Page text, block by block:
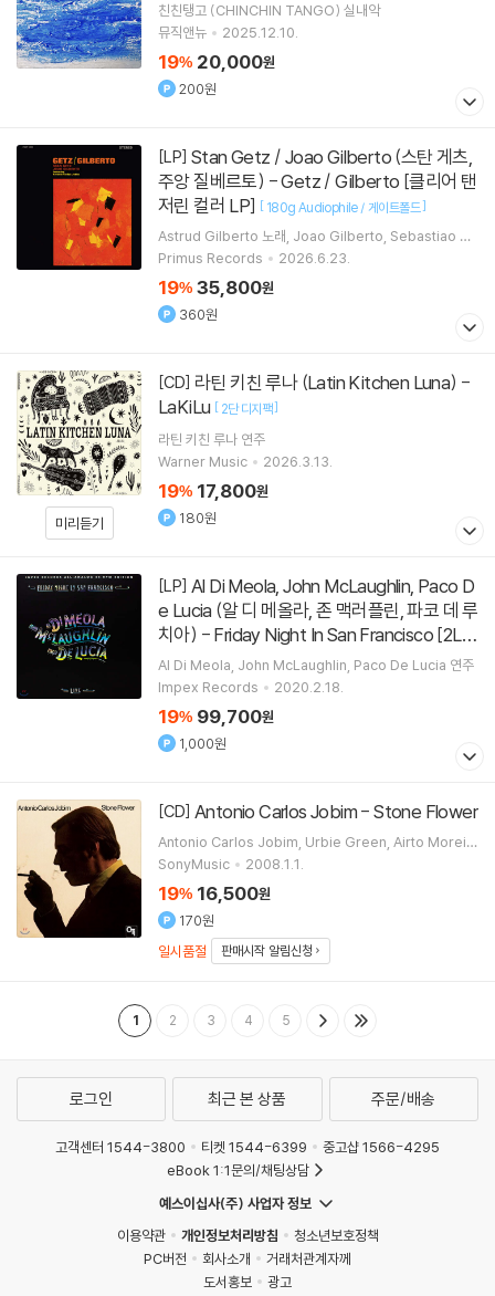
친친탱고 (CHINCHIN TANGO) 실내악
뮤직앤뉴
2025.12.10.
19% 20,000원
200원
[LP]
주앙 질베르토) - Getz / Gilberto [클리어 탠
저린 컬러 LP] [ 180g Audiophile / 게이트폴드]
Astrud Gilberto 노래 Joao Gilberto Sebastiao Ne
to Stan Getz연주 외 2명
Primus Records 2026.6.23.
19% 35,800원
360원
미리듣기
[CD]
LaKiLu [ 2단 디지팩]
라틴 키친 루나 연주
Warner Music
2026.3.13.
19% 17,800원
180원
[LP]
e Lucia (알 디 메올라, 존 맥러플린, 파코 데 루
치아) - Friday Night In San Francisco [2L
P][180g / 45rpm / 한정반 ]
Al Di Meola John McLaughlin Paco De Lucia 연주
Impex Records
2020.2.18.
19% 99,700원
1,000원
[CD] Antonio Carlos Jobim - Stone Flower
Antonio Carlos Jobim Urbie Green Airto Moreir
a Deodato 연주 외 1명
SonyMusic 2008.1.1.
19% 16,500원
170원
일시품절
판매시작 알림신청
1 2 3 4 5
로그인 최근 본 상품 주문/배송
고객센터 1544-3800 티켓 1544-6399
중고샵 1566-4295
eBook 1:1문의/채팅상담
예스이십사(주) 사업자 정보
이용약관
개인정보처리방침
청소년보호정책
PC버전
회사소개
거래처관계자께
도서홍보
광고